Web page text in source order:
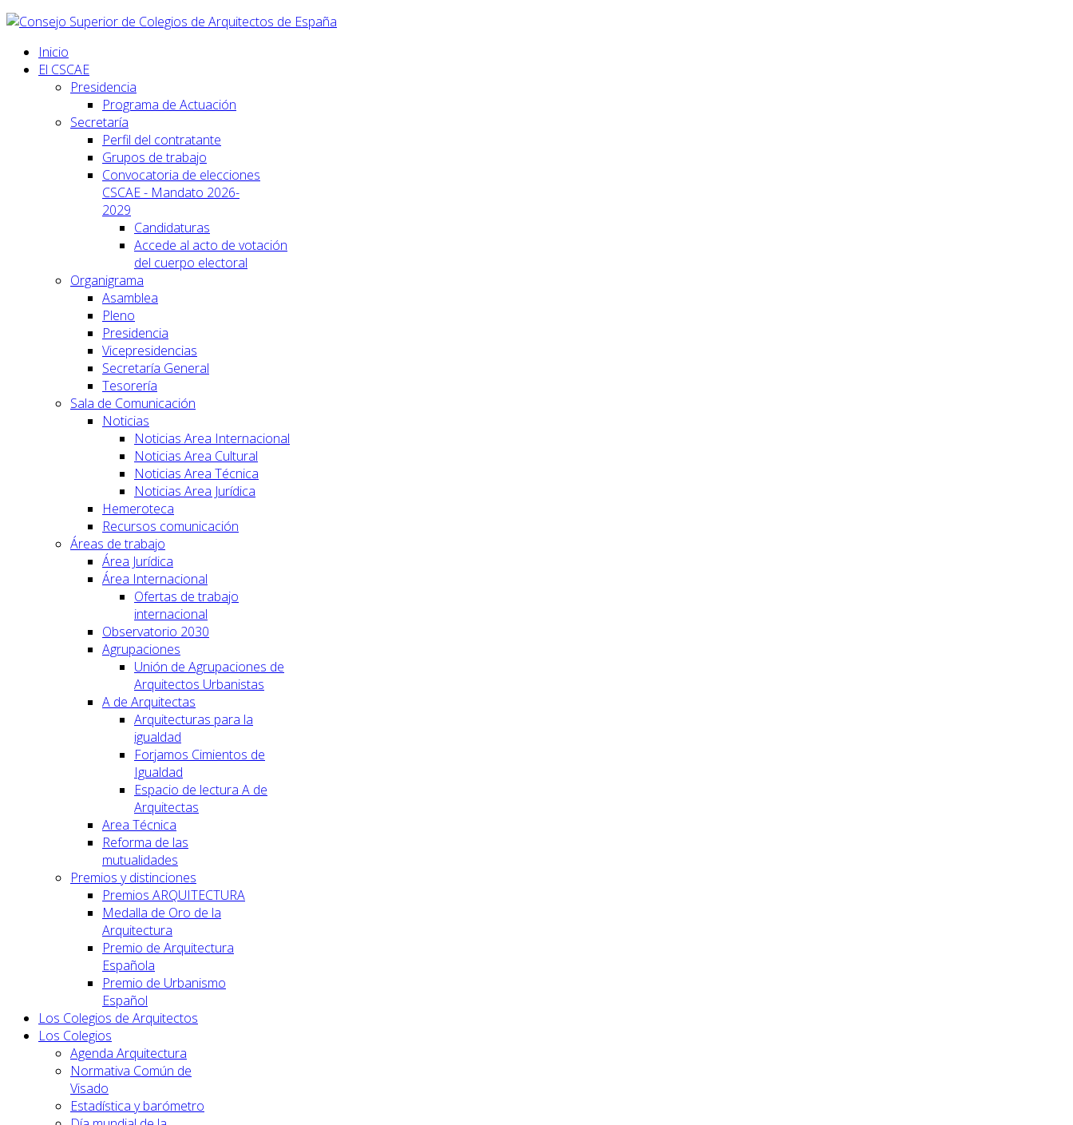
Inicio
El CSCAE
Presidencia
Programa de Actuación
Secretaría
Perfil del contratante
Grupos de trabajo
Convocatoria de elecciones
CSCAE - Mandato 2026-
2029
Candidaturas
Accede al acto de votación
del cuerpo electoral
Organigrama
Asamblea
Pleno
Presidencia
Vicepresidencias
Secretaría General
Tesorería
Sala de Comunicación
Noticias
Noticias Area Internacional
Noticias Area Cultural
Noticias Area Técnica
Noticias Area Jurídica
Hemeroteca
Recursos comunicación
Áreas de trabajo
Área Jurídica
Área Internacional
Ofertas de trabajo
internacional
Observatorio 2030
Agrupaciones
Unión de Agrupaciones de
Arquitectos Urbanistas
A de Arquitectas
Arquitecturas para la
igualdad
Forjamos Cimientos de
Igualdad
Espacio de lectura A de
Arquitectas
Area Técnica
Reforma de las
mutualidades
Premios y distinciones
Premios ARQUITECTURA
Medalla de Oro de la
Arquitectura
Premio de Arquitectura
Española
Premio de Urbanismo
Español
Los Colegios de Arquitectos
Los Colegios
Agenda Arquitectura
Normativa Común de
Visado
Estadística y barómetro